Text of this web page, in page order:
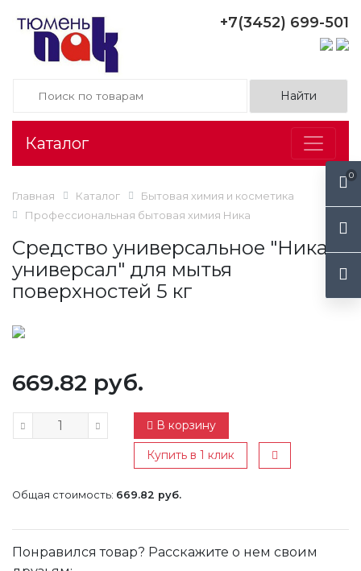
0
+7(3452) 699-501
Каталог
Главная Каталог
Бытовая химия и косметика
Профессиональная бытовая химия Ника
Средство универсальное "Ника-
универсал" для мытья
поверхностей 5 кг
669.82 руб.
В корзину
Купить в 1 клик
Общая стоимость: 669.82 руб.
Понравился товар? Расскажите о нем своим